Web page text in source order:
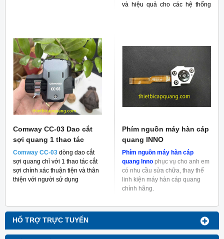
HỔ TRỢ TRỰC TUYẾN
và hiệu quả cho các hệ thống
Comway CC-03 Dao cắt
sợi quang 1 thao tác
Comway CC-03 dòng dao cắt
sợi quang chỉ với 1 thao tác cắt
sợi chính xác thuận tiện và thân
thiện với người sử dụng
Phím nguồn máy hàn cáp
quang INNO
Phím nguồn máy hàn cáp
quang Inno phục vụ cho anh em
có nhu cầu sửa chữa, thay thế
linh kiện máy hàn cáp quang
chính hãng.